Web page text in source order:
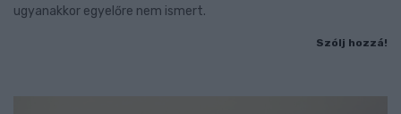
ugyanakkor egyelőre nem ismert.
Szólj hozzá!